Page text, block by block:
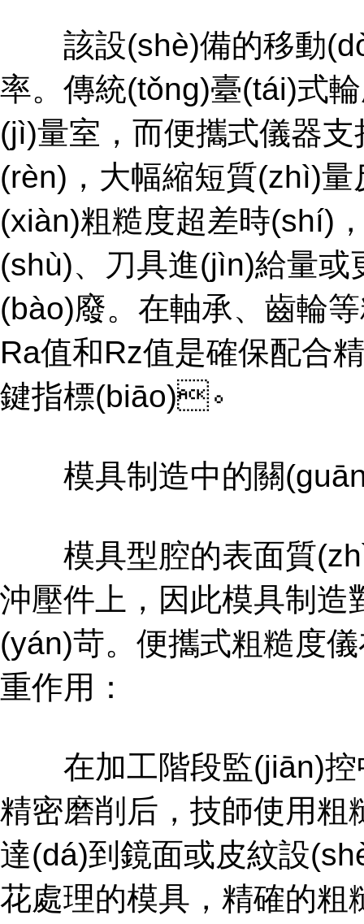
該設(shè)備的移動
率。傳統(tǒng)臺(tái)式
(jì)量室，而便攜式儀
(rèn)，大幅縮短質(zhì)量
(xiàn)粗糙度超差時
(shù)、刀具進(jìn)給量或
(bào)廢。在軸承、齒
Ra值和Rz值是確保配合
鍵指標(biāo)。
模具制造中的關
模具型腔的表面質
沖壓件上，因此模具
(yán)苛。便攜式粗糙度
重作用：
在加工階段監(jiān)控
精密磨削后，技師使用粗
達(dá)到鏡面或皮紋設
花處理的模具，精確的